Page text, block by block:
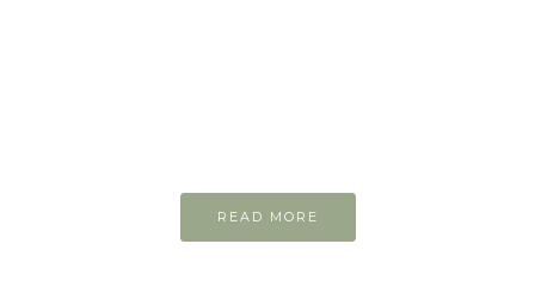
READ MORE